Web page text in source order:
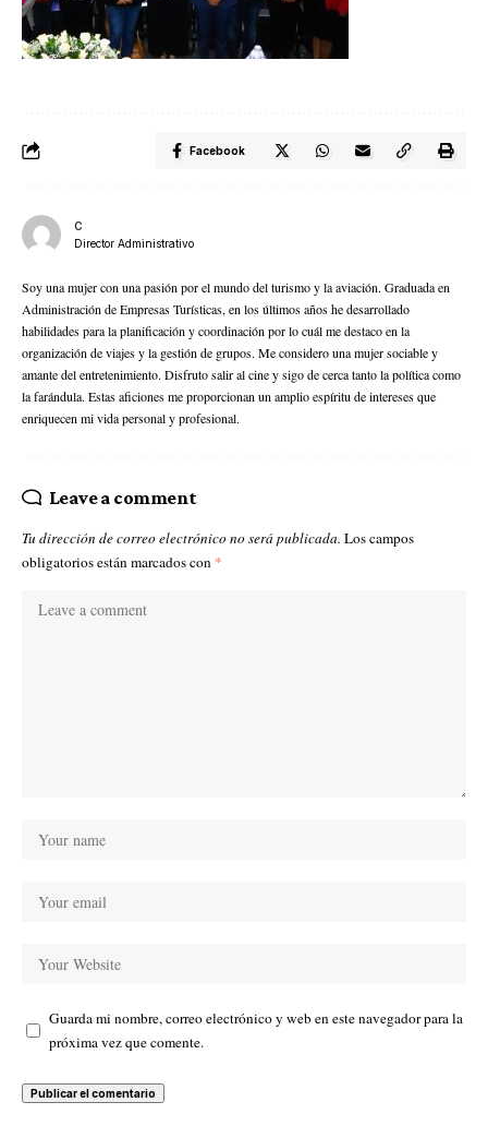
Facebook
C
Director Administrativo
Soy una mujer con una pasión por el mundo del turismo y la aviación. Graduada en
Administración de Empresas Turísticas, en los últimos años he desarrollado
habilidades para la planificación y coordinación por lo cuál me destaco en la
organización de viajes y la gestión de grupos. Me considero una mujer sociable y
amante del entretenimiento. Disfruto salir al cine y sigo de cerca tanto la política como
la farándula. Estas aficiones me proporcionan un amplio espíritu de intereses que
enriquecen mi vida personal y profesional.
Leave a comment
Tu dirección de correo electrónico no será publicada. Los campos
obligatorios están marcados con *
Guarda mi nombre, correo electrónico y web en este navegador para la
próxima vez que comente.